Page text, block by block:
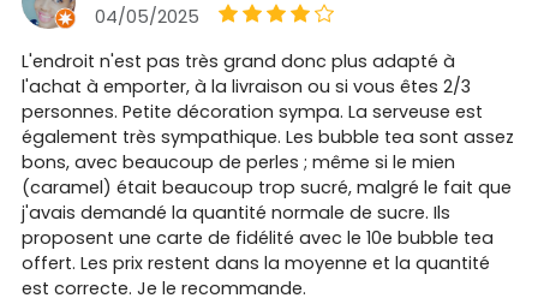
04/05/2025
L'endroit n'est pas très grand donc plus adapté à
l'achat à emporter, à la livraison ou si vous êtes 2/3
personnes. Petite décoration sympa. La serveuse est
également très sympathique. Les bubble tea sont assez
bons, avec beaucoup de perles ; même si le mien
(caramel) était beaucoup trop sucré, malgré le fait que
j'avais demandé la quantité normale de sucre. Ils
proposent une carte de fidélité avec le 10e bubble tea
offert. Les prix restent dans la moyenne et la quantité
est correcte. Je le recommande.